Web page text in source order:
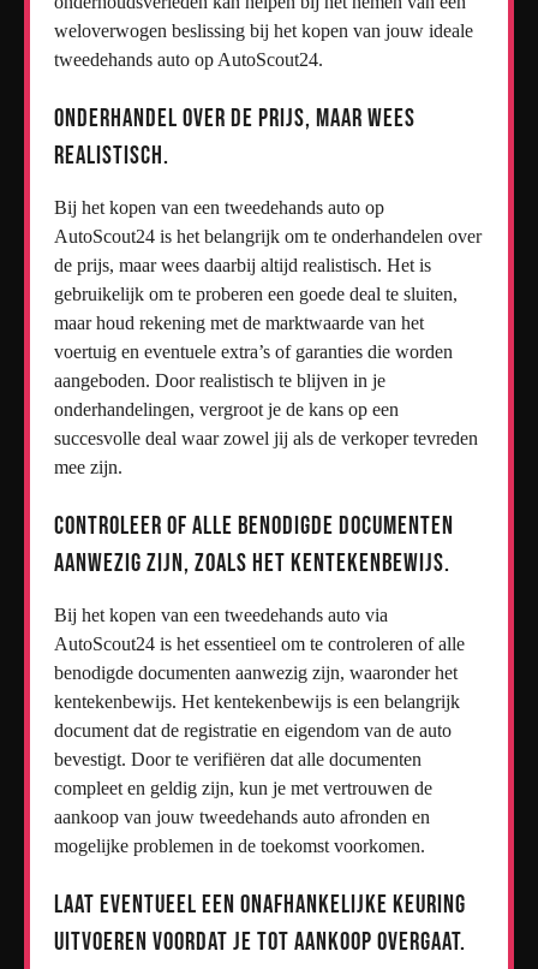
weloverwogen beslissing bij het kopen van jouw ideale
tweedehands auto op AutoScout24.
Onderhandel over de prijs, maar wees
realistisch.
Bij het kopen van een tweedehands auto op
AutoScout24 is het belangrijk om te onderhandelen over
de prijs, maar wees daarbij altijd realistisch. Het is
gebruikelijk om te proberen een goede deal te sluiten,
maar houd rekening met de marktwaarde van het
voertuig en eventuele extra’s of garanties die worden
aangeboden. Door realistisch te blijven in je
onderhandelingen, vergroot je de kans op een
succesvolle deal waar zowel jij als de verkoper tevreden
mee zijn.
Controleer of alle benodigde documenten
aanwezig zijn, zoals het kentekenbewijs.
Bij het kopen van een tweedehands auto via
AutoScout24 is het essentieel om te controleren of alle
benodigde documenten aanwezig zijn, waaronder het
kentekenbewijs. Het kentekenbewijs is een belangrijk
document dat de registratie en eigendom van de auto
bevestigt. Door te verifiëren dat alle documenten
compleet en geldig zijn, kun je met vertrouwen de
aankoop van jouw tweedehands auto afronden en
mogelijke problemen in de toekomst voorkomen.
Laat eventueel een onafhankelijke keuring
uitvoeren voordat je tot aankoop overgaat.